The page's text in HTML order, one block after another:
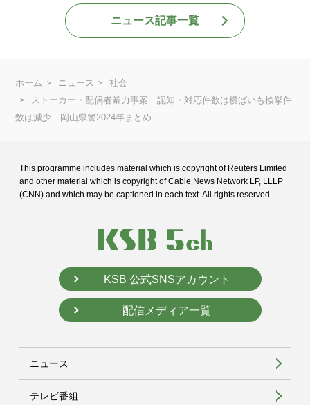
ニュース記事一覧
ホーム ニュース
社会
ストーカー・配偶者暴力事案 認知・対応件数は横ばいも検挙件
数は減少 岡山県警2024年まとめ
This programme includes material which is copyright of Reuters Limited
and other material which is copyright of Cable News Network LP, LLLP
(CNN) and which may be captioned in each text. All rights reserved.
KSB 公式SNSアカウント
配信メディア一覧
ニュース
テレビ番組